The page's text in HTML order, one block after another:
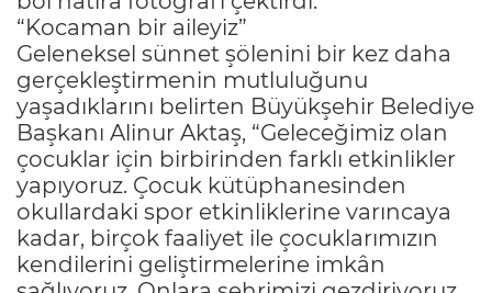
“Kocaman bir aileyiz”
Geleneksel sünnet şölenini bir kez daha
gerçekleştirmenin mutluluğunu
yaşadıklarını belirten Büyükşehir Belediye
Başkanı Alinur Aktaş, “Geleceğimiz olan
çocuklar için birbirinden farklı etkinlikler
yapıyoruz. Çocuk kütüphanesinden
okullardaki spor etkinliklerine varıncaya
kadar, birçok faaliyet ile çocuklarımızın
kendilerini geliştirmelerine imkân